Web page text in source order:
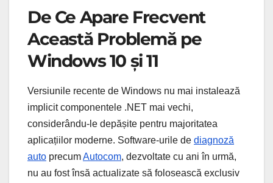
De Ce Apare Frecvent
Această Problemă pe
Windows 10 și 11
Versiunile recente de Windows nu mai instalează
implicit componentele .NET mai vechi,
considerându-le depășite pentru majoritatea
aplicațiilor moderne. Software-urile de diagnoză
auto precumAutocom, dezvoltate cu ani în urmă,
nu au fost însă actualizate să folosească exclusiv